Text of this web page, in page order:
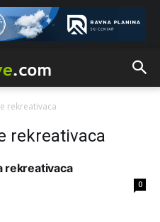
rekreativaca
rekreativaca
rekreativaca
0
11:28
građana informatički
komunikacionim
vrste (desktop, laptop ili